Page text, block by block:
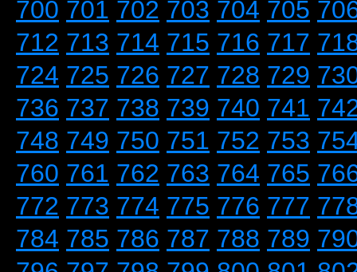
700 701 702 703 704 705
712 713 714 715 716 717
724 725 726 727 728 729
736 737 738 739 740 741
748 749 750 751 752 753
760 761 762 763 764 765
772 773 774 775 776 777
784 785 786 787 788 789